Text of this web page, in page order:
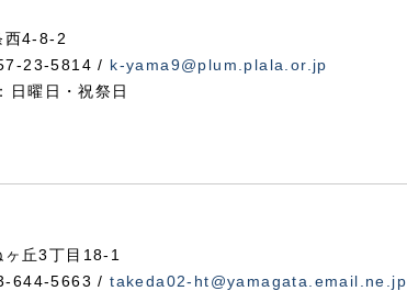
西4-8-2
23-5814 / k-yama9@plum.plala.or.jp
曜日・祝祭日
丘3丁目18-1
644-5663 /takeda02-ht@yamagata.email.ne.jp